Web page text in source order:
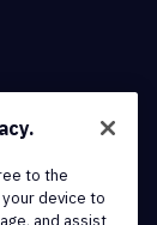
to the
device to
and assist